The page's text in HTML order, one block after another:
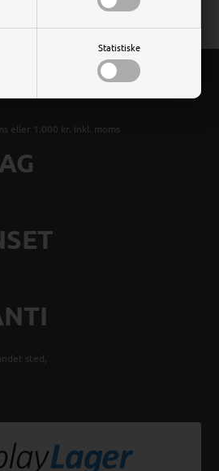
Statistiske
eller 1.000 kr. inkl. moms
sted,